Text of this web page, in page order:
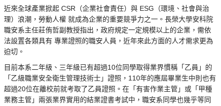
近來全球產業掀起 CSR（企業社會責任）與 ESG（環境、社會與治
理）浪潮，勞動人權 就成為企業的重要競爭力之一。長榮大學安科院
職安系主任莊侑哲副教授指出，政府規定一定規模以上的企業，需依
法設置各類具有 專業證照的職安人員，近年來此方面的人才需求更為
迫切。
目前本系二年級、三年級已有超過10位同學取得業界慣稱「乙員」的
「乙級職業安全衛生管理技術士」證照，110年的應屆畢業生中則也有
超過20位在離校前就考取了乙員證照。在「有害作業主管」或「甲種
業務主管」兩張業界實用的結業證書考試中，職安系同學也幾乎等同